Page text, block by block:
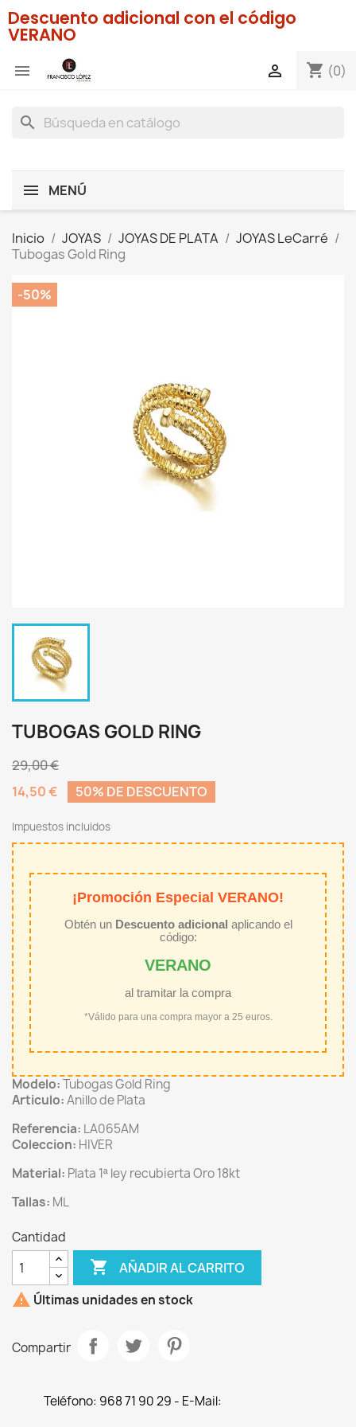
Descuento adicional con el código
VERANO
 shopping_cart (0)

search
MENÚ
Inicio JOYAS JOYAS DE PLATA
JOYAS LeCarré
Tubogas Gold Ring
-50%
TUBOGAS GOLD RING
29,00 €
14,50 €
50% DE DESCUENTO
Impuestos incluidos
¡Promoción Especial VERANO!
Obtén un Descuento adicional aplicando el
código:
VERANO
al tramitar la compra
*Válido para una compra mayor a 25 euros.
Modelo:Tubogas Gold Ring
Articulo:Anillo de Plata
Referencia: LA065AM
Coleccion: HIVER
Material: Plata 1ª ley recubierta Oro 18kt
Tallas: ML
Cantidad
 AÑADIR AL CARRITO
 Últimas unidades en stock
Compartir
Teléfono: 968 71 90 29 - E-Mail: